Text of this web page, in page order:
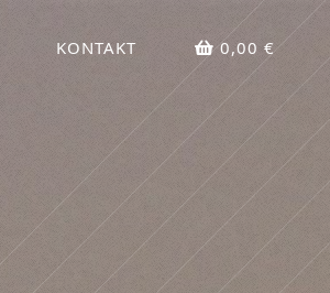
KONTAKT 0,00 €